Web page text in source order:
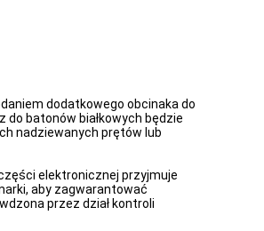
dodatkowego obcinaka do
batonów białkowych będzie
nadziewanych prętów lub
elektronicznej przyjmuje
aby zagwarantować
przez dział kontroli